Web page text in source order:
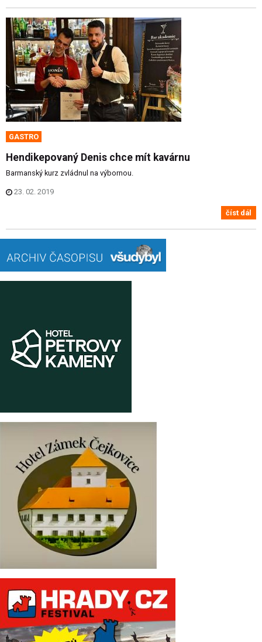
GASTRO
Hendikepovaný Denis chce mít kavárnu
Barmanský kurz zvládnul na výbornou.
23. 02. 2019
číst dál